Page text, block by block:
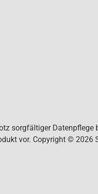
sorgfältiger Datenpflege
vor. Copyright © 2026